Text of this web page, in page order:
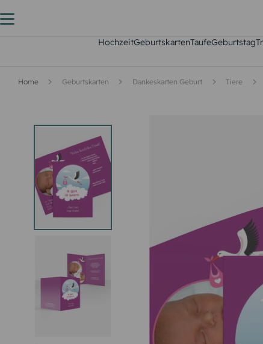
HochzeitGeburtskartenTaufeGeburtstag
Home Geburtskarten Dankeskarten Geburt Tiere